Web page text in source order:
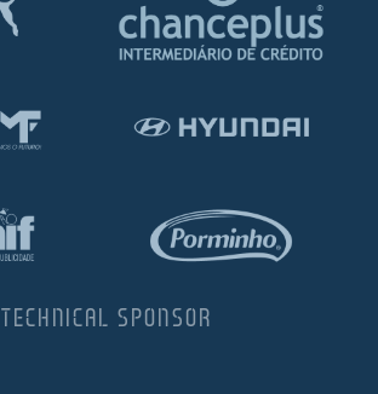
TECHNICAL SPONSOR